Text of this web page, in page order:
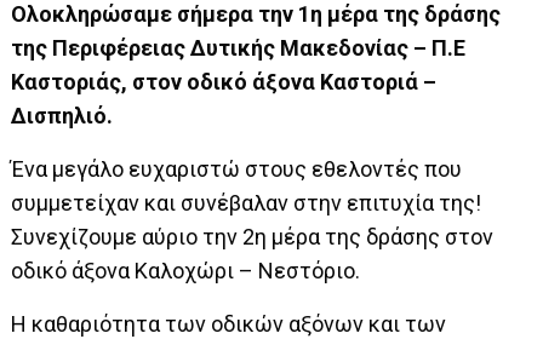
Ολοκληρώσαμε σήμερα την 1η μέρα της δράσης
της Περιφέρειας Δυτικής Μακεδονίας – Π.Ε
Καστοριάς, στον οδικό άξονα Καστοριά –
Δισπηλιό.
Ένα μεγάλο ευχαριστώ στους εθελοντές που
συμμετείχαν και συνέβαλαν στην επιτυχία της!
Συνεχίζουμε αύριο την 2η μέρα της δράσης στον
οδικό άξονα Καλοχώρι – Νεστόριο.
Η καθαριότητα των οδικών αξόνων και των